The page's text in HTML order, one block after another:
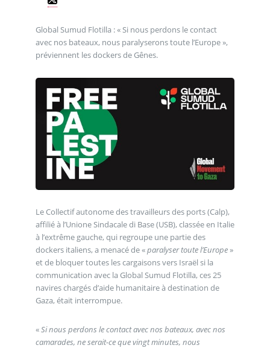
Global Sumud Flotilla : « Si nous perdons le contact
avec nos bateaux, nous paralyserons toute l’Europe »,
préviennent les dockers de Gênes.
Le Collectif autonome des travailleurs des ports (Calp),
affilié à l’Unione Sindacale di Base (USB), classée en Italie
à l’extrême gauche, qui regroupe une partie des
dockers italiens, a menacé de «paralyser toute l’Europe»
et de bloquer toutes les cargaisons vers Israël si la
communication avec la Global Sumud Flotilla, ces 25
navires chargés d’aide humanitaire à destination de
Gaza, était interrompue.
«Si nous perdons le contact avec nos bateaux, avec nos
camarades, ne serait-ce que vingt minutes, nous